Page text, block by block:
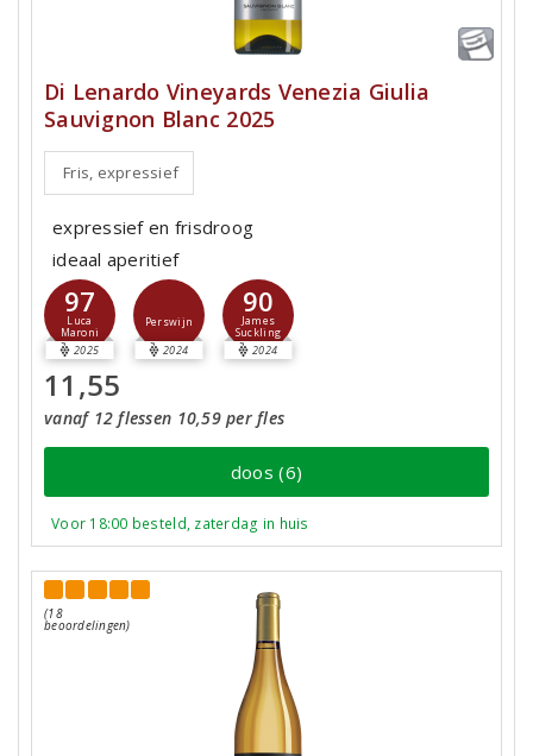
Di Lenardo Vineyards Venezia Giulia
Sauvignon Blanc 2025
Fris, expressief
expressief en frisdroog
ideaal aperitief
97
Luca
Maroni
2025
Perswijn
2024
90
James
Suckling
2024
11,55
vanaf 12 flessen 10,59 per fles
doos (6)
Voor 18:00 besteld, zaterdag in huis
(18
beoordelingen)